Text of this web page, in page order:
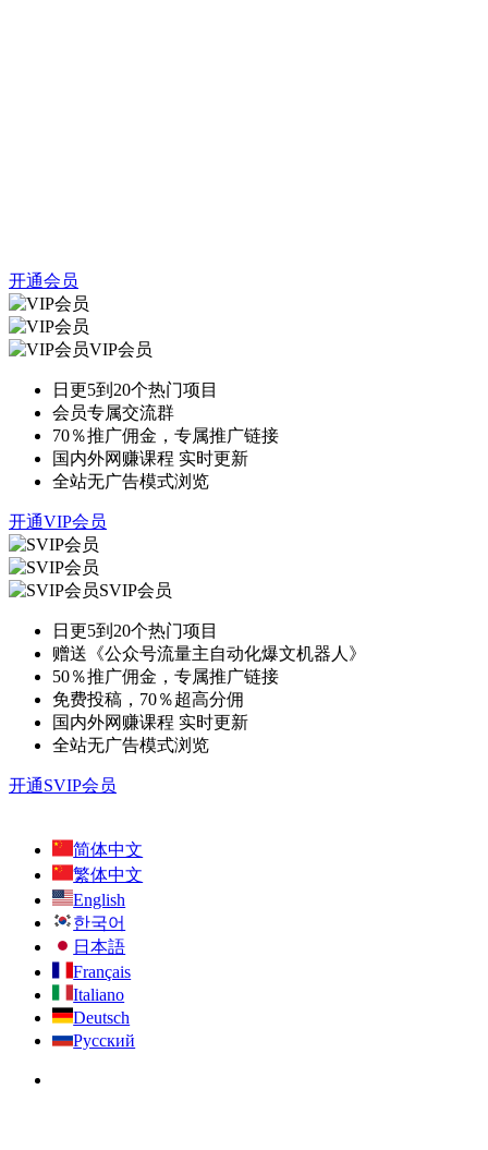
开通会员
VIP会员
日更5到20个热门项目
会员专属交流群
70％推广佣金，专属推广链接
国内外网赚课程 实时更新
全站无广告模式浏览
开通VIP会员
SVIP会员
日更5到20个热门项目
赠送《公众号流量主自动化爆文机器人》
50％推广佣金，专属推广链接
免费投稿，70％超高分佣
国内外网赚课程 实时更新
全站无广告模式浏览
开通SVIP会员
简体中文
繁体中文
English
한국어
日本語
Français
Italiano
Deutsch
Русский